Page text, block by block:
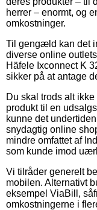
herrer – enormt, og
omkostninger.
Til gengæld kan det
diverse online
Häfele Ixconnect K
sikker på at antage
Du skal trods alt
produkt til en
kunne det
snydagtig online
mindre omfattet af
som kunde imod
Vi tilråder generelt
mobilen. Alternativt
eksempel ViaBill,
omkostningerne i